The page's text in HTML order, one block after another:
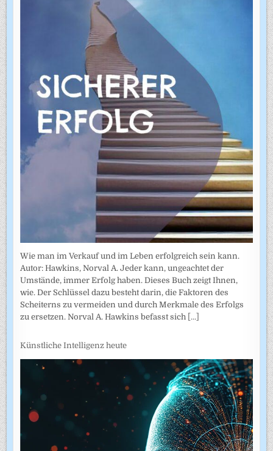
Wie man im Verkauf und im Leben erfolgreich sein kann.
Autor: Hawkins, Norval A. Jeder kann, ungeachtet der
Umstände, immer Erfolg haben. Dieses Buch zeigt Ihnen,
wie. Der Schlüssel dazu besteht darin, die Faktoren des
Scheiterns zu vermeiden und durch Merkmale des Erfolgs
zu ersetzen. Norval A. Hawkins befasst sich [...]
Künstliche Intelligenz heute